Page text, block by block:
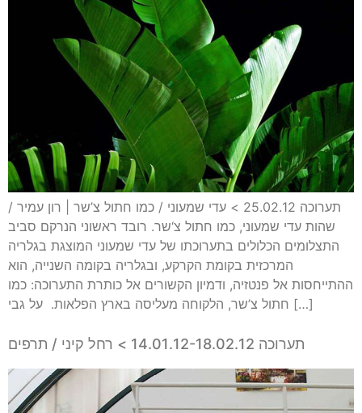
תערוכה 25.02.12 > עדי שמעוני / כמו חתול צ’שר | רון עמיר /
שהות עדי שמעוני, כמו חתול צ‘שר. רובד ראשוני הנרקם סביב
התצלומים הכלולים בתערוכתו של עדי שמעוני המוצגת בגלריה
המרכזית בקומת הקרקע, ובגלריה בקומה השנייה, הוא
ההתייחסות אל פנטזיה, ודמיון הקשורים אל כותרת התערוכה: כמו
חתול צ’שר, הלקוחה מעליסה בארץ הפלאות. על גבי […]
תערוכה 14.01.12-18.02.12 > רחל קיני / תרפים